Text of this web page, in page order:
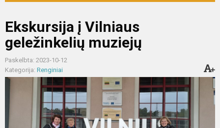
Ekskursija į Vilniaus
geležinkelių muziejų
Paskelbta: 2023-10-12
Kategorija: Renginiai